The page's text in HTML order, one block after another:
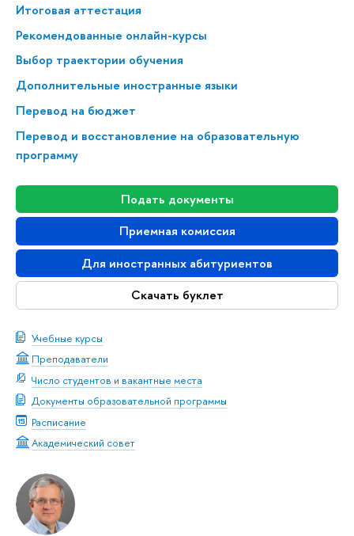
Итоговая аттестация
Рекомендованные онлайн-курсы
Выбор траектории обучения
Дополнительные иностранные языки
Перевод на бюджет
Перевод и восстановление на образовательную
программу
Подать документы
Приемная комиссия
Для иностранных абитуриентов
Скачать буклет
Учебные курсы
Преподаватели
Число студентов и вакантные места
Документы образовательной программы
Расписание
Академический совет